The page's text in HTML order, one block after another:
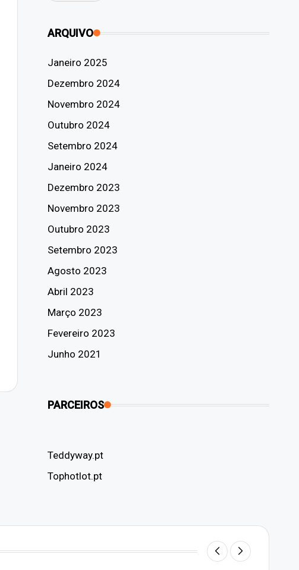
ARQUIVO
Janeiro 2025
Dezembro 2024
Novembro 2024
Outubro 2024
Setembro 2024
Janeiro 2024
Dezembro 2023
Novembro 2023
Outubro 2023
Setembro 2023
Agosto 2023
Abril 2023
Março 2023
Fevereiro 2023
Junho 2021
PARCEIROS
Teddyway.pt
Tophotlot.pt